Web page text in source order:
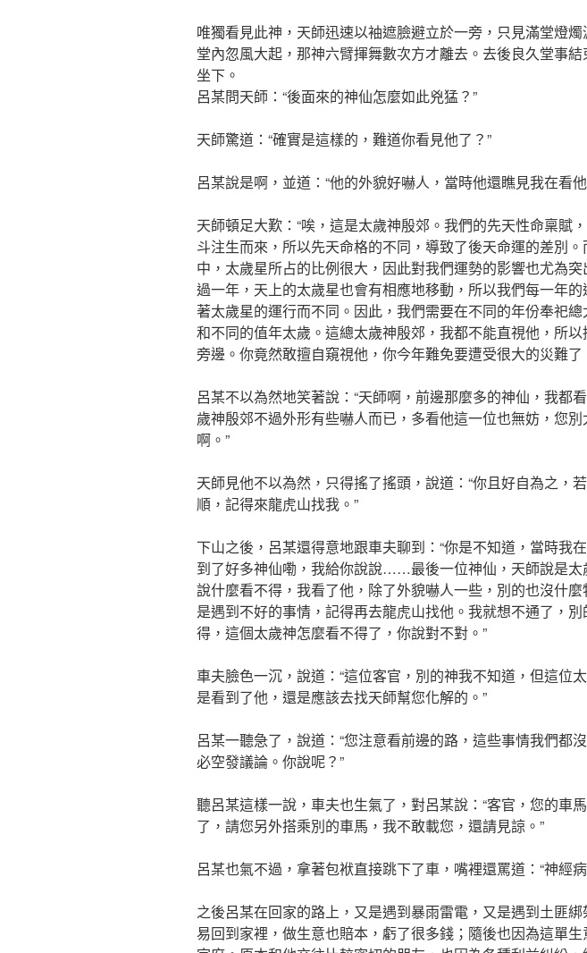
唯獨看見此神，天師迅速以袖遮臉避立於一旁，只見滿堂燈燭
堂內忽風大起，那神六臂揮舞數次方才離去。去後良久堂事結
坐下。
呂某問天師：“後面來的神仙怎麼如此兇猛？”
天師驚道：“確實是這樣的，難道你看見他了？”
呂某說是啊，並道：“他的外貌好嚇人，當時他還瞧見我在看
天師頓足大歎：“唉，這是太歲神殷郊。我們的先天性命稟賦
斗注生而來，所以先天命格的不同，導致了後天命運的差別。
中，太歲星所占的比例很大，因此對我們運勢的影響也尤為
過一年，天上的太歲星也會有相應地移動，所以我們每一年
著太歲星的運行而不同。因此，我們需要在不同的年份奉祀總
和不同的值年太歲。這總太歲神殷郊，我都不能直視他，所以
旁邊。你竟然敢擅自窺視他，你今年難免要遭受很大的災難了
呂某不以為然地笑著說：“天師啊，前邊那麼多的神仙，我都
歲神殷郊不過外形有些嚇人而已，多看他這一位也無妨，您別
啊。”
天師見他不以為然，只得搖了搖頭，說道：“你且好自為之，
順，記得來龍虎山找我。”
下山之後，呂某還得意地跟車夫聊到：“你是不知道，當時我
到了好多神仙嘞，我給你說說……最後一位神仙，天師說是太
說什麼看不得，我看了他，除了外貌嚇人一些，別的也沒什
是遇到不好的事情，記得再去龍虎山找他。我就想不通了，別
得，這個太歲神怎麼看不得了，你說對不對。”
車夫臉色一沉，說道：“這位客官，別的神我不知道，但這位
是看到了他，還是應該去找天師幫您化解的。”
呂某一聽急了，說道：“您注意看前邊的路，這些事情我們都
必空發議論。你說呢？”
聽呂某這樣一說，車夫也生氣了，對呂某說：“客官，您的車
了，請您另外搭乘別的車馬，我不敢載您，還請見諒。”
呂某也氣不過，拿著包袱直接跳下了車，嘴裡還罵道：“神經
之後呂某在回家的路上，又是遇到暴雨雷電，又是遇到土匪
易回到家裡，做生意也賠本，虧了很多錢；隨後也因為這單生